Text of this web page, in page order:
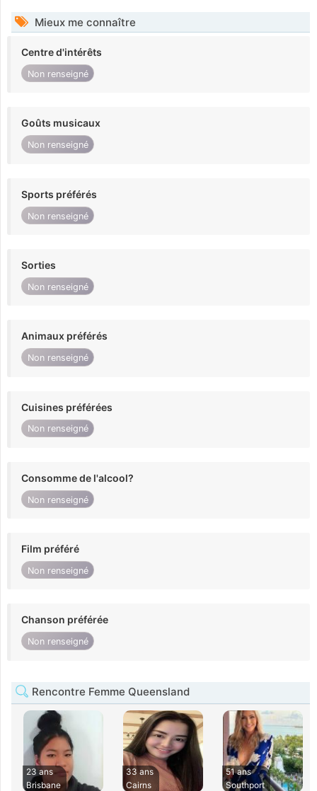
Mieux me connaître
Centre d'intérêts
Non renseigné
Goûts musicaux
Non renseigné
Sports préférés
Non renseigné
Sorties
Non renseigné
Animaux préférés
Non renseigné
Cuisines préférées
Non renseigné
Consomme de l'alcool?
Non renseigné
Film préféré
Non renseigné
Chanson préférée
Non renseigné
Rencontre Femme Queensland
23 ans
Brisbane
33 ans
Cairns
51 ans
Southport